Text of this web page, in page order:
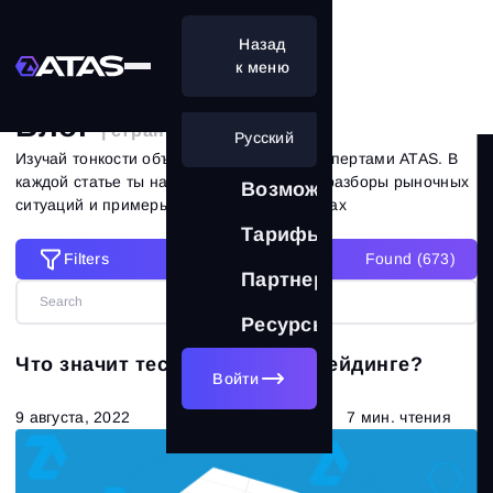
Возможности
Тарифы
Партнерам
Ресурсы
Русский
Войти
Назад
к меню
Главная Блог
Блог| страница 13 из 62
Изучай тонкости объемного анализа с экспертами ATAS. В
каждой статье ты найдешь практические разборы рыночных
ситуаций и примеры на реальных графиках
Filters Found (673)
Filters
Сбросить все фильтры
Теория рынка
Что значит тестирование в трейдинге?
9 августа, 2022 7 мин. чтения